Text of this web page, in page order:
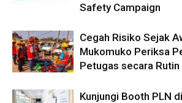
Safety Campaign
Cegah Risiko Sejak
Mukomuko Periksa
Petugas secara Rutin
Kunjungi Booth PLN